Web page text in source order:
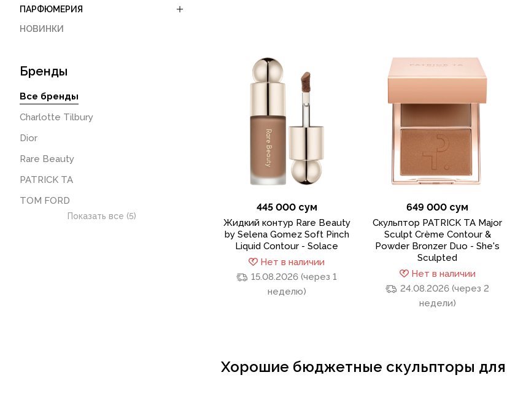
445 000 сум
Жидкий контур Rare Beauty
by Selena Gomez Soft Pinch
Liquid Contour - Solace
Нет в наличии
15.08.2026 (через 1
неделю)
649 000 сум
Скульптор PATRICK TA Major
Sculpt Crème Contour &
Powder Bronzer Duo - She's
Sculpted
Нет в наличии
24.08.2026 (через 2
недели)
Хорошие бюджетные скульпторы для
ПАРФЮМЕРИЯ
НОВИНКИ
Бренды
Все бренды
Charlotte Tilbury
Dior
Rare Beauty
PATRICK TA
TOM FORD
Показать все (5)